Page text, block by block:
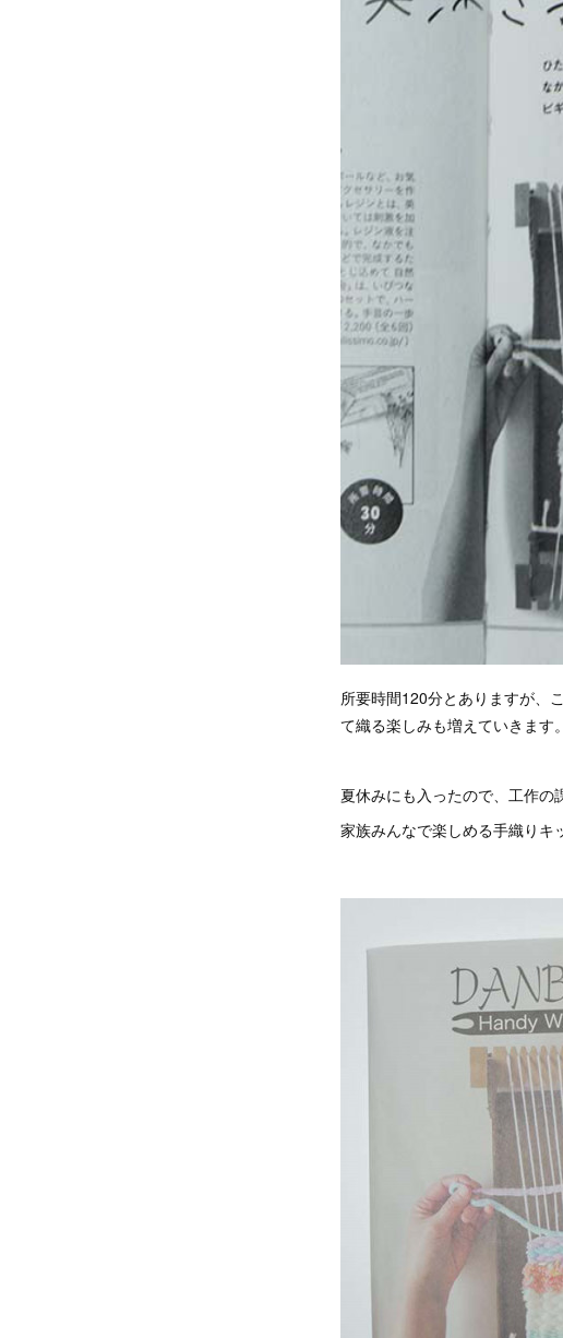
所要時間120分とありますが、
て織る楽しみも増えていきます。
夏休みにも入ったので、工作の
家族みんなで楽しめる手織りキ